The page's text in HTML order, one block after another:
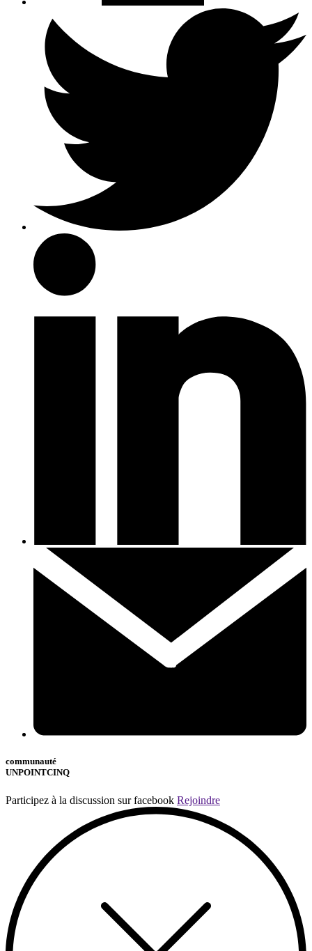
communauté
UNPOINTCINQ
Participez à la discussion sur facebook Rejoindre